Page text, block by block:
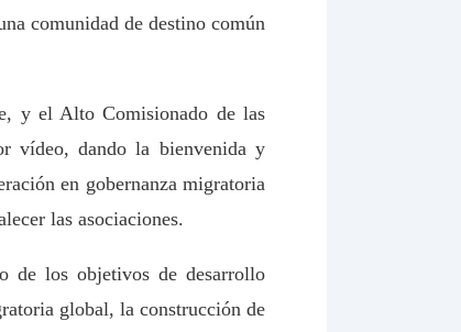
comunidad de destino común
y el Alto Comisionado de las
vídeo, dando la bienvenida y
en gobernanza migratoria
las asociaciones.
de los objetivos de desarrollo
global, la construcción de